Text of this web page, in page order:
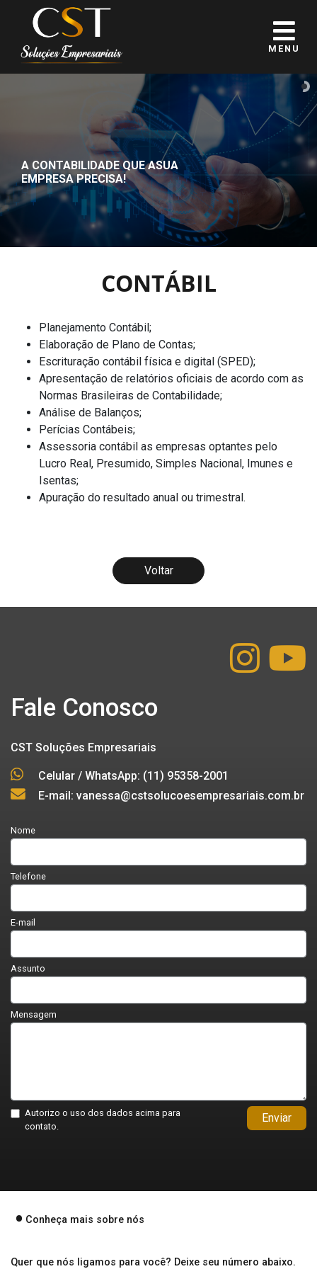
MENU
A CONTABILIDADE QUE ASUA
EMPRESA PRECISA!
CONTÁBIL
Planejamento Contábil;
Elaboração de Plano de Contas;
Escrituração contábil física e digital (SPED);
Apresentação de relatórios oficiais de acordo com as
Normas Brasileiras de Contabilidade;
Análise de Balanços;
Perícias Contábeis;
Assessoria contábil as empresas optantes pelo
Lucro Real, Presumido, Simples Nacional, Imunes e
Isentas;
Apuração do resultado anual ou trimestral.
Voltar
Fale Conosco
CST Soluções Empresariais
Celular / WhatsApp: (11) 95358-2001
E-mail: vanessa@cstsolucoesempresariais.com.br
Nome
Telefone
E-mail
Assunto
Mensagem
Autorizo o uso dos dados acima para
contato.
Enviar
Conheça mais sobre nós
Quer que nós ligamos para você? Deixe seu número abaixo.